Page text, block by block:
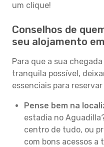
um clique!
Conselhos de
seu alojamento
Para que a sua
tranquila possível,
essenciais para
Pense bem na
estadia no
centro de tudo, ou
com bons acessos a